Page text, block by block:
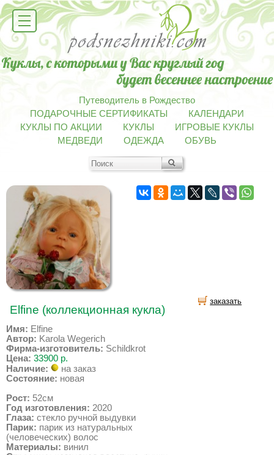
Путеводитель в Рождество
ПОДАРОЧНЫЕ СЕРТИФИКАТЫ
КАЛЕНДАРИ
КУКЛЫ ПО АКЦИИ
КУКЛЫ
ИГРОВЫЕ КУКЛЫ
МЕДВЕДИ
ОДЕЖДА ОБУВЬ
Elfine (коллекционная кукла)
Имя: Elfine
Автор: Karola Wegerich
Фирма-изготовитель: Schildkrot
Цена: 33900 р.
Наличие:
на заказ
Состояние: новая
Рост: 52см
Год изготовления: 2020
Глаза: стекло ручной выдувки
Парик: парик из натуральных
(человеческих) волос
Материалы: винил
заказать